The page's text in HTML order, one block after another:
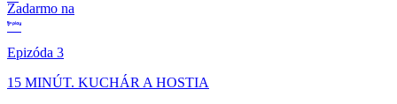
Zadarmo na
Epizóda 3
15 MINÚT. KUCHÁR A HOSTIA